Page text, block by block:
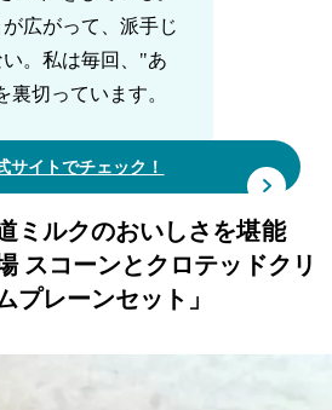
広がって、派手じ
。私は毎回、"あ
裏切っています。
サイトでチェック！
ミルクのおいしさを堪能
スコーンとクロテッドクリ
プレーンセット」